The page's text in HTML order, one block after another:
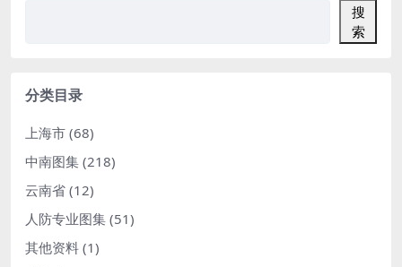
搜
索
分类目录
上海市 (68)
中南图集 (218)
云南省 (12)
人防专业图集 (51)
其他资料 (1)